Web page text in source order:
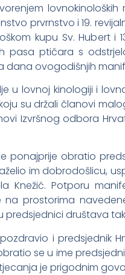
prvrnstvo i 19.
kupu Sv. Hubert
pasa ptičara s
dana ovogodišnjih
u lovnoj kinologiji i
su držali članovi
Izvršnog odbora
ponajprije obratio
im dobrodošlicu,
Knežić. Potporu
prostorima
predsjednici društava
i predsjednik
se u ime
je prigodnim